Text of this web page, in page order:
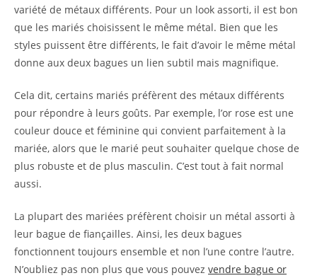
variété de métaux différents. Pour un look assorti, il est bon
que les mariés choisissent le même métal. Bien que les
styles puissent être différents, le fait d’avoir le même métal
donne aux deux bagues un lien subtil mais magnifique.
Cela dit, certains mariés préfèrent des métaux différents
pour répondre à leurs goûts. Par exemple, l’or rose est une
couleur douce et féminine qui convient parfaitement à la
mariée, alors que le marié peut souhaiter quelque chose de
plus robuste et de plus masculin. C’est tout à fait normal
aussi.
La plupart des mariées préfèrent choisir un métal assorti à
leur bague de fiançailles. Ainsi, les deux bagues
fonctionnent toujours ensemble et non l’une contre l’autre.
N’oubliez pas non plus que vous pouvez vendre bague or